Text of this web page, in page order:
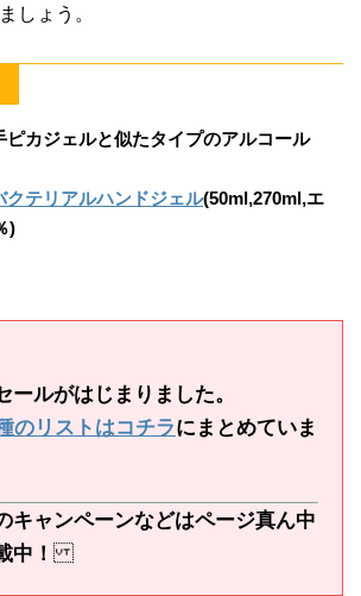
しょう。
ピカジェルと似たタイプのアルコール
クテリアルハンドジェル(50ml,270ml,エ
)
ールがはじまりました。
のリストはコチラにまとめていま
キャンペーンなどはページ真ん中
中！